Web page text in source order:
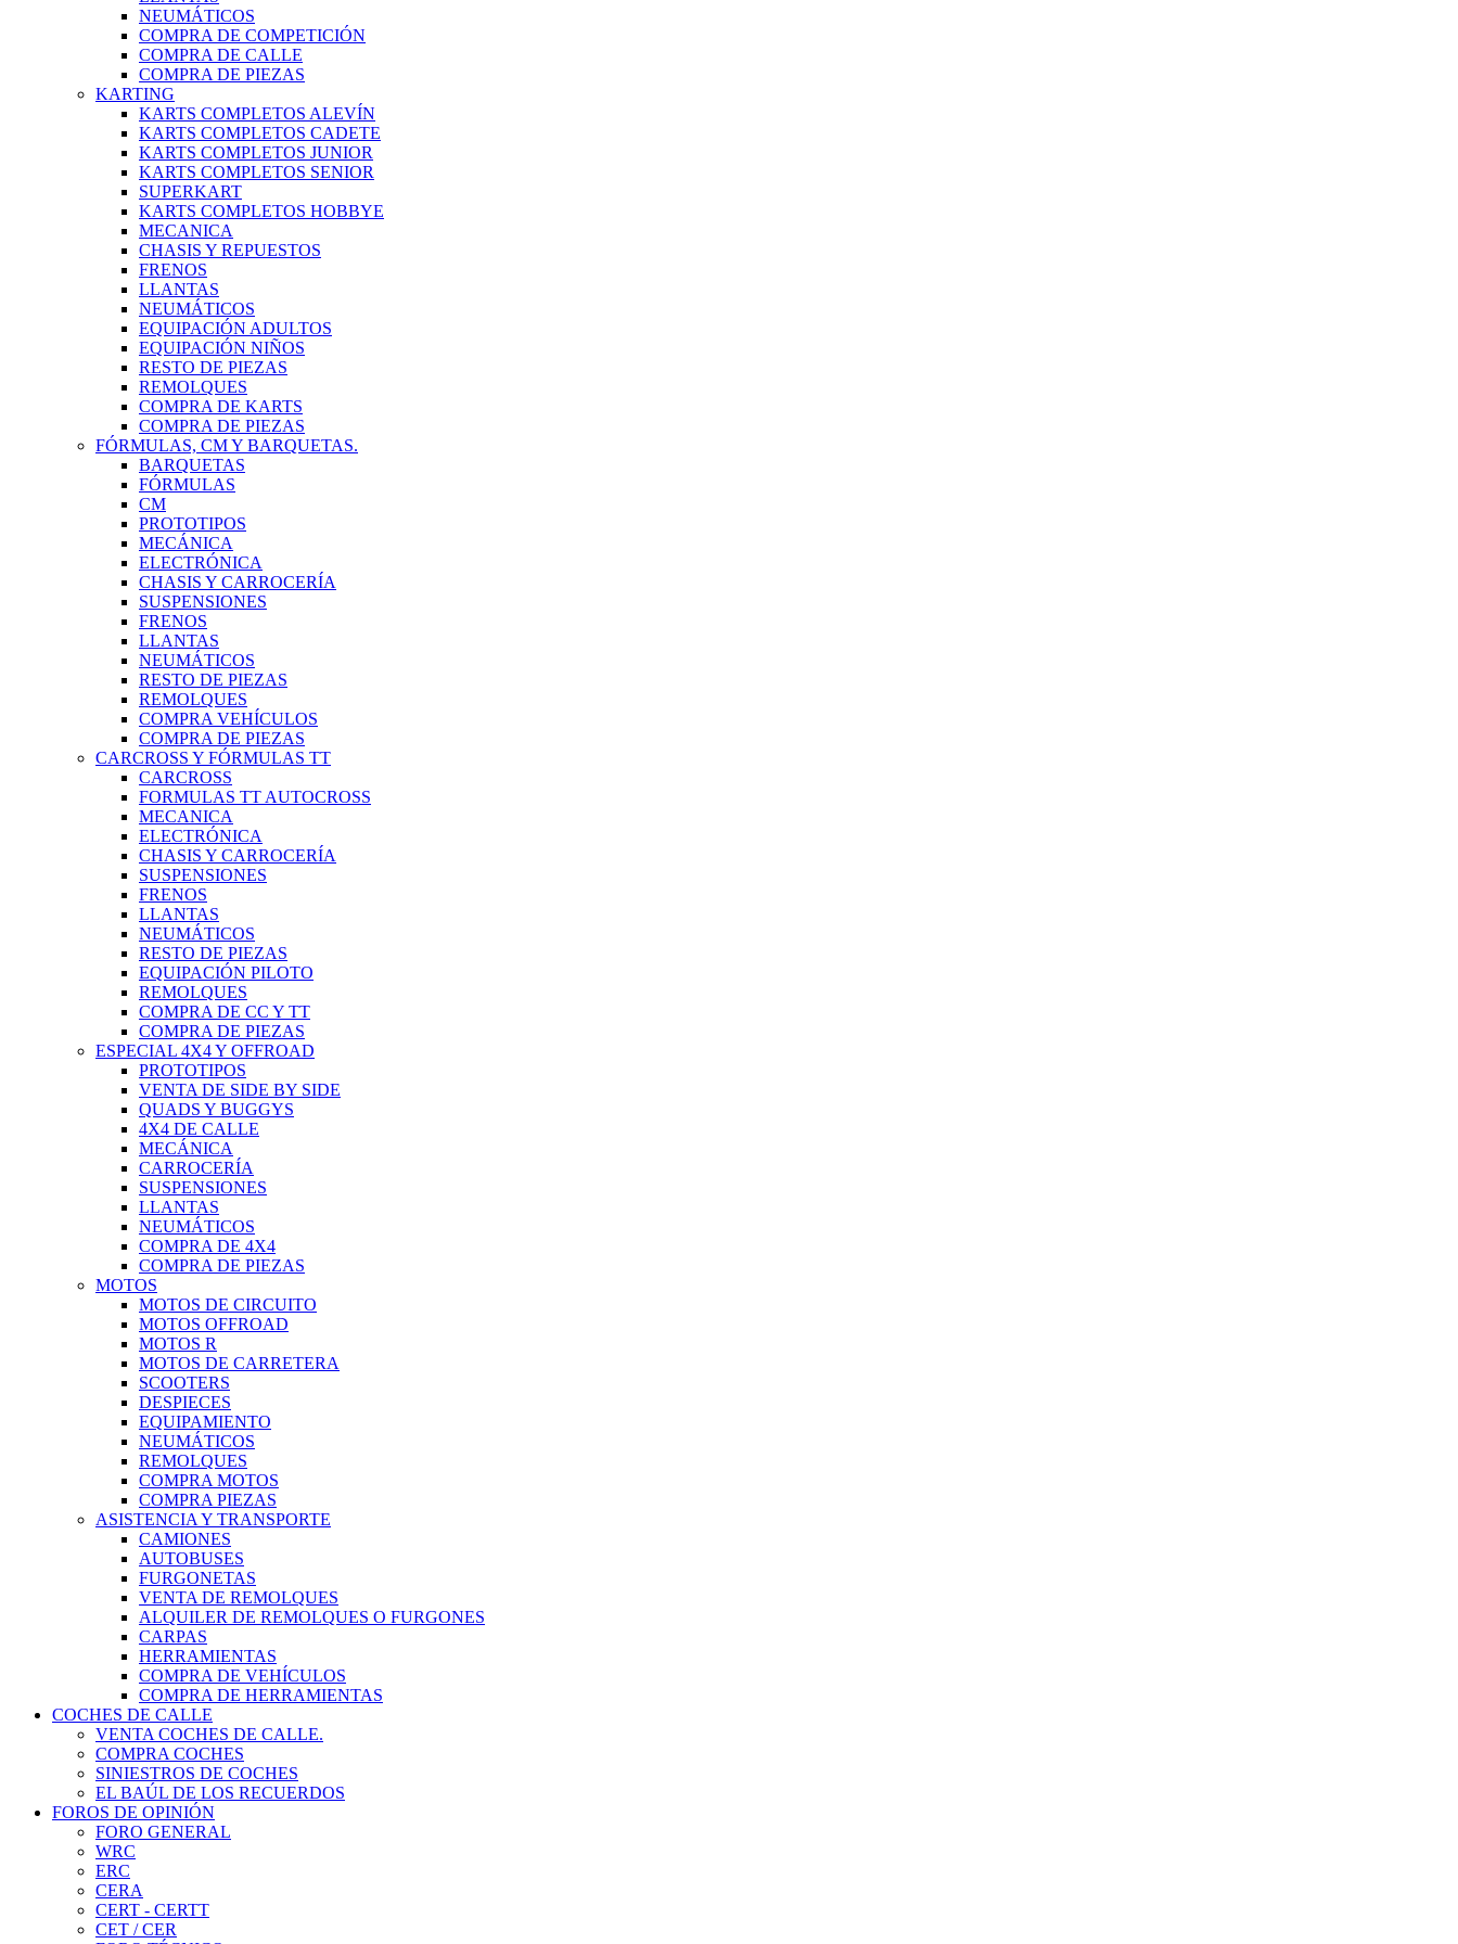
NEUMÁTICOS
COMPRA DE COMPETICIÓN
COMPRA DE CALLE
COMPRA DE PIEZAS
KARTING
KARTS COMPLETOS ALEVÍN
KARTS COMPLETOS CADETE
KARTS COMPLETOS JUNIOR
KARTS COMPLETOS SENIOR
SUPERKART
KARTS COMPLETOS HOBBYE
MECANICA
CHASIS Y REPUESTOS
FRENOS
LLANTAS
NEUMÁTICOS
EQUIPACIÓN ADULTOS
EQUIPACIÓN NIÑOS
RESTO DE PIEZAS
REMOLQUES
COMPRA DE KARTS
COMPRA DE PIEZAS
FÓRMULAS, CM Y BARQUETAS.
BARQUETAS
FÓRMULAS
CM
PROTOTIPOS
MECÁNICA
ELECTRÓNICA
CHASIS Y CARROCERÍA
SUSPENSIONES
FRENOS
LLANTAS
NEUMÁTICOS
RESTO DE PIEZAS
REMOLQUES
COMPRA VEHÍCULOS
COMPRA DE PIEZAS
CARCROSS Y FÓRMULAS TT
CARCROSS
FORMULAS TT AUTOCROSS
MECANICA
ELECTRÓNICA
CHASIS Y CARROCERÍA
SUSPENSIONES
FRENOS
LLANTAS
NEUMÁTICOS
RESTO DE PIEZAS
EQUIPACIÓN PILOTO
REMOLQUES
COMPRA DE CC Y TT
COMPRA DE PIEZAS
ESPECIAL 4X4 Y OFFROAD
PROTOTIPOS
VENTA DE SIDE BY SIDE
QUADS Y BUGGYS
4X4 DE CALLE
MECÁNICA
CARROCERÍA
SUSPENSIONES
LLANTAS
NEUMÁTICOS
COMPRA DE 4X4
COMPRA DE PIEZAS
MOTOS
MOTOS DE CIRCUITO
MOTOS OFFROAD
MOTOS R
MOTOS DE CARRETERA
SCOOTERS
DESPIECES
EQUIPAMIENTO
NEUMÁTICOS
REMOLQUES
COMPRA MOTOS
COMPRA PIEZAS
ASISTENCIA Y TRANSPORTE
CAMIONES
AUTOBUSES
FURGONETAS
VENTA DE REMOLQUES
ALQUILER DE REMOLQUES O FURGONES
CARPAS
HERRAMIENTAS
COMPRA DE VEHÍCULOS
COMPRA DE HERRAMIENTAS
COCHES DE CALLE
VENTA COCHES DE CALLE.
COMPRA COCHES
SINIESTROS DE COCHES
EL BAÚL DE LOS RECUERDOS
FOROS DE OPINIÓN
FORO GENERAL
WRC
ERC
CERA
CERT - CERTT
CET / CER